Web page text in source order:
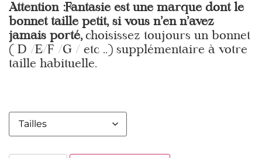
Attention :Fantasie est une marque dont le
bonnet taille petit, si vous n’en n’avez
jamais porté, choisissez toujours un bonnet
( D /E/F /G / etc ..) supplémentaire à votre
taille habituelle.